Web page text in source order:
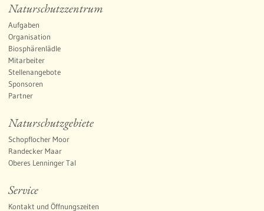
Naturschutzzentrum
Aufgaben
Organisation
Biosphärenlädle
Mitarbeiter
Stellenangebote
Sponsoren
Partner
Naturschutzgebiete
Schopflocher Moor
Randecker Maar
Oberes Lenninger Tal
Service
Kontakt und Öffnungszeiten